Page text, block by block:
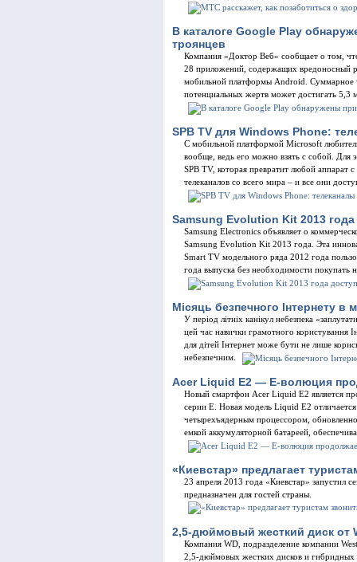
В каталоге Google Play
троянцев
Компания «Доктор Веб» сообщает о том,
28 приложений, содержащих вредоносный
мобильной платформы Android. Суммарное
потенциальных жертв может достигать 5,3
SPB TV для Windows Phone:
С мобильной платформой Microsoft
вообще, ведь его можно взять с собой. Для
SPB TV, которая превратит любой аппарат
телеканалов со всего мира – и все они
Samsung Evolution Kit 2013
Samsung Electronics объявляет о
Samsung Evolution Kit 2013 года. Эта
Smart TV модельного ряда 2012 года
года выпуска без необходимости покупать
Місяць безпечного Інтернету в
У період літніх канікул небезпека
цей час навички грамотного користування
для дітей Інтернет може бути не лише
небезпечним.
Acer Liquid E2 — Е-волюция
Новый смартфон Acer Liquid E2 является
серии E. Новая модель Liquid E2
четырехъядерным процессором,
емкой аккумуляторной батареей,
«Киевстар» предлагает
23 апреля 2013 года «Киевстар» запустил
предназначен для гостей страны.
2,5-дюймовый жесткий диск от
Компания WD, подразделение компании
2,5-дюймовых жестких дисков и гибридных